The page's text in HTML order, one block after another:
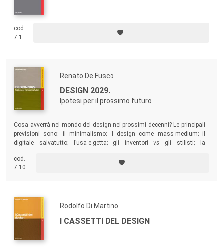
cod.
7.1
Renato De Fusco
DESIGN 2029.
Ipotesi per il prossimo futuro
Cosa avverrà nel mondo del design nei prossimi decenni? Le principali
previsioni sono: il minimalismo; il design come mass-medium; il
digitale salvatutto; l’usa-e-getta; gli inventorivs gli stilisti; la
critico delle vendite…
cod.
7.10
Rodolfo Di Martino
I CASSETTI DEL DESIGN